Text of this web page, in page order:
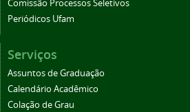
Comissão Processos Seletivos
Periódicos Ufam
Serviços
Assuntos de Graduação
Calendário Acadêmico
Colação de Grau